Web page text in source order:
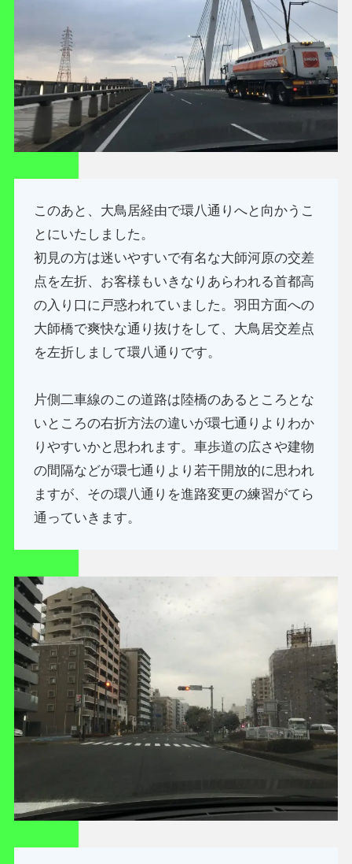
このあと、大鳥居経由で環八通りへと向かうこ
とにいたしました。
初見の方は迷いやすいで有名な大師河原の交差
点を左折、お客様もいきなりあらわれる首都高
の入り口に戸惑われていました。羽田方面への
大師橋で爽快な通り抜けをして、大鳥居交差点
を左折しまして環八通りです。
片側二車線のこの道路は陸橋のあるところとな
いところの右折方法の違いが環七通りよりわか
りやすいかと思われます。車歩道の広さや建物
の間隔などが環七通りより若干開放的に思われ
ますが、その環八通りを進路変更の練習がてら
通っていきます。